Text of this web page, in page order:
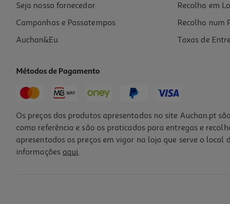
Seja nosso fornecedor
Campanhas e Passatempos
Auchan&Eu
Recolha em
Recolha num
Taxas de
Métodos de Pagamento
Os preços dos produtos apresentados no site Auchan.pt
como referência e são os praticados para entregas e
apresentados os preços em vigor na loja que serve o
informações aqui.